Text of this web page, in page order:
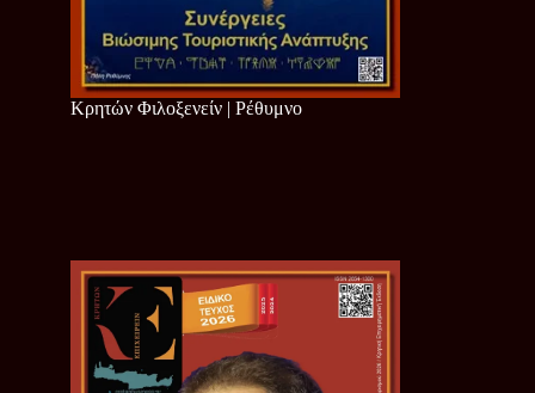
Κρητών Φιλοξενείν | Ρέθυμνο